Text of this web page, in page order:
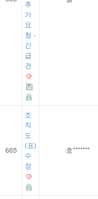
추
가
요
청 -
긴
급
건
665
조
직
도
(표)
수
정
효*******